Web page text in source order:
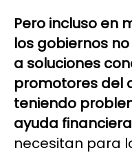
Pero incluso en
los gobiernos
a soluciones
promotores del
teniendo
ayuda financiera
necesitan para